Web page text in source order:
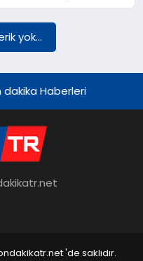
yok...
dakika Haberleri
'de saklıdır.